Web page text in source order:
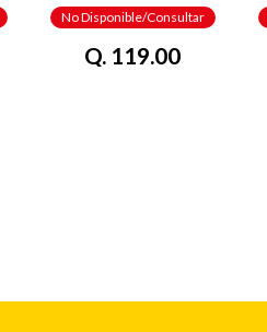
FLORECIMIENTO
SUPREMO DEL
AMOR)
No Disponible/Consultar
Q. 119.00